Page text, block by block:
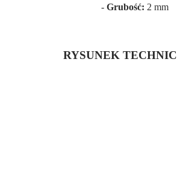
- Grubość: 2 mm
RYSUNEK